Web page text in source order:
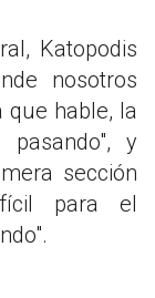
Katopodis
nosotros
que hable, la
y
sección
para el